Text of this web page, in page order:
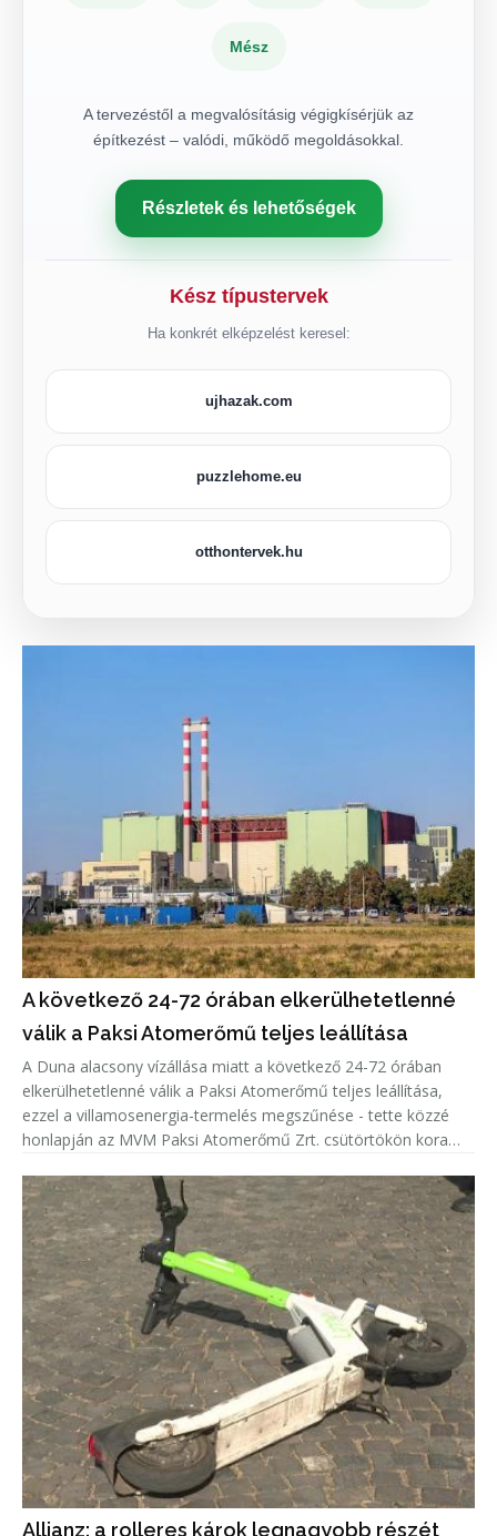
Mész
A tervezéstől a megvalósításig végigkísérjük az
építkezést – valódi, működő megoldásokkal.
Részletek és lehetőségek
Kész típustervek
Ha konkrét elképzelést keresel:
ujhazak.com
puzzlehome.eu
otthontervek.hu
A következő 24-72 órában elkerülhetetlenné
válik a Paksi Atomerőmű teljes leállítása
A Duna alacsony vízállása miatt a következő 24-72 órában
elkerülhetetlenné válik a Paksi Atomerőmű teljes leállítása,
ezzel a villamosenergia-termelés megszűnése - tette közzé
honlapján az MVM Paksi Atomerőmű Zrt. csütörtökön kora
Allianz: a rolleres károk legnagyobb részét